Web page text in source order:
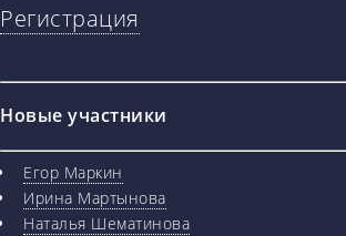
Регистрация
Новые участники
Егор Маркин
Ирина Мартынова
Наталья Шематинова